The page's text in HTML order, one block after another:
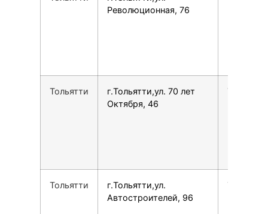
Революционная, 76
Тольятти
г.Тольятти,ул. 70 лет
Октября, 46
Тольятти
г.Тольятти,ул.
Автостроителей, 96